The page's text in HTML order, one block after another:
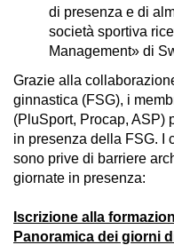
di presenza e di
società sportiva
Management» di
Grazie alla
ginnastica (FSG), i
(PluSport, Procap, ASP)
in presenza della FSG. I
sono prive di barriere
giornate in presenza:
Iscrizione alla
Panoramica dei giorni